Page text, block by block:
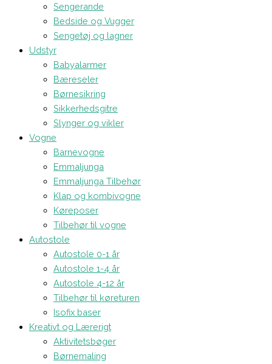
Sengerande
Bedside og Vugger
Sengetøj og lagner
Udstyr
Babyalarmer
Bæreseler
Børnesikring
Sikkerhedsgitre
Slynger og vikler
Vogne
Barnevogne
Emmaljunga
Emmaljunga Tilbehør
Klap og kombivogne
Køreposer
Tilbehør til vogne
Autostole
Autostole 0-1 år
Autostole 1-4 år
Autostole 4-12 år
Tilbehør til køreturen
Isofix baser
Kreativt og Lærerigt
Aktivitetsbøger
Børnemaling